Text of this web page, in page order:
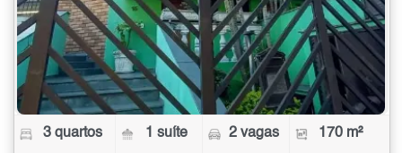
3 quartos 1 suíte 2 vagas 170 m²